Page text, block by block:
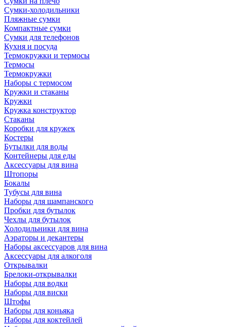
Сумки-холодильники
Пляжные сумки
Компактные сумки
Сумки для телефонов
Кухня и посуда
Термокружки и термосы
Термосы
Термокружки
Наборы с термосом
Кружки и стаканы
Кружки
Кружка конструктор
Стаканы
Коробки для кружек
Костеры
Бутылки для воды
Контейнеры для еды
Аксессуары для вина
Штопоры
Бокалы
Тубусы для вина
Наборы для шампанского
Пробки для бутылок
Чехлы для бутылок
Холодильники для вина
Аэраторы и декантеры
Наборы аксессуаров для вина
Аксессуары для алкоголя
Открывалки
Брелоки-открывалки
Наборы для водки
Наборы для виски
Штофы
Наборы для коньяка
Наборы для коктейлей